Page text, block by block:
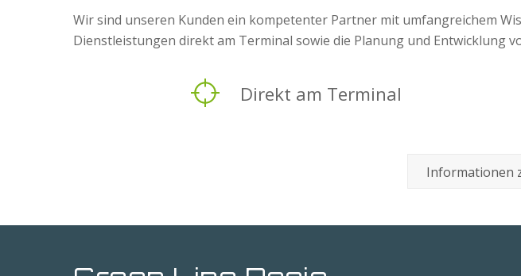
Wir sind unseren Kunden ein kompetenter Partner mit umfangreichem
Dienstleistungen direkt am Terminal sowie die Planung und Entwicklung
Direkt am Terminal
Informationen